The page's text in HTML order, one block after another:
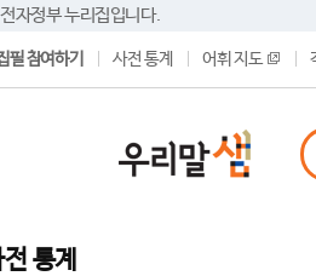
자정부 누리집입니다.
필 참여하기 사전 통계 어휘 지도
통계